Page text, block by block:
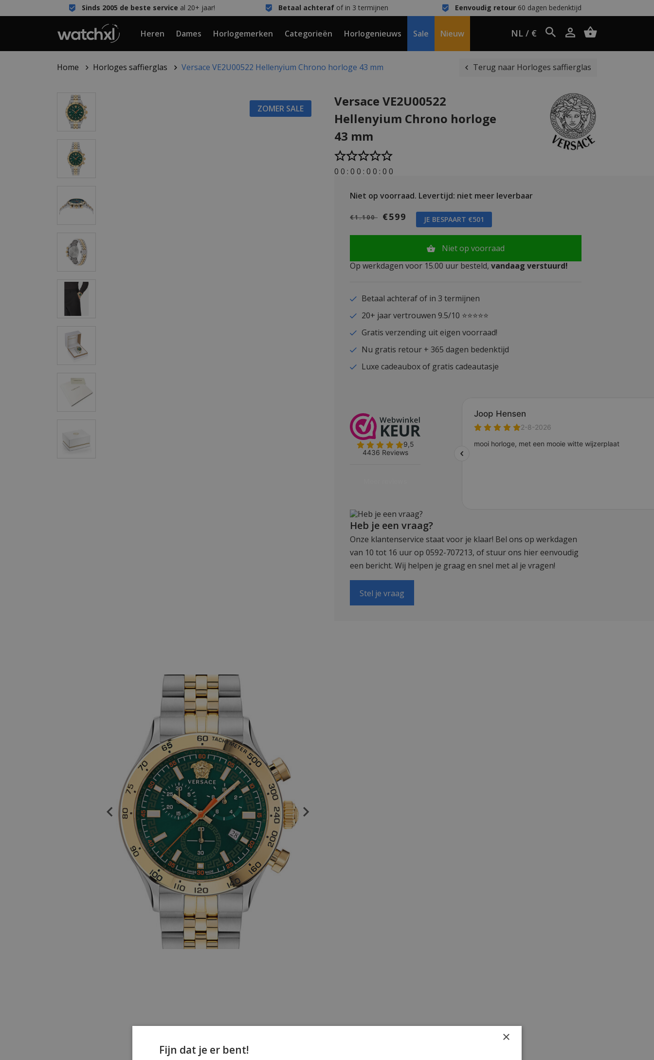
Sinds 2005 de beste service al 20+ jaar! Betaal achterafof in 3 termijnen Eenvoudig retour60 dagen bedenktijd
Heren Dames Horlogemerken Categorieën Horlogenieuws Sale Nieuw NL / €
Home Horloges saffierglas Versace VE2U00522 Hellenyium Chrono horloge 43 mm Terug naar Horloges saffierglas
ZOMER SALE
Versace VE2U00522
Hellenyium Chrono horloge
43 mm
0 0 : 0 0 : 0 0 : 0 0
Niet op voorraad. Levertijd: niet meer leverbaar
€1.100 €599 JE BESPAART €501
Niet op voorraad
Op werkdagen voor 15.00 uur besteld, vandaag verstuurd!
Betaal achteraf of in 3 termijnen
20+ jaar vertrouwen 9.5/10 ⭐⭐⭐⭐⭐
Gratis verzending uit eigen voorraad!
Nu gratis retour + 365 dagen bedenktijd
Luxe cadeaubox of gratis cadeautasje
Heb je een vraag?
Onze klantenservice staat voor je klaar! Bel ons op werkdagen
van 10 tot 16 uur op 0592-707213, of stuur ons hier eenvoudig
een bericht. Wij helpen je graag en snel met al je vragen!
Stel je vraag
×
Fijn dat je er bent!